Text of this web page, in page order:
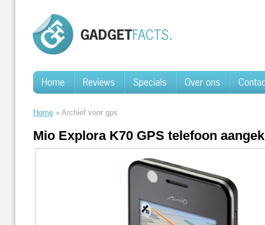
Home » Archief voor gps
Mio Explora K70 GPS telefoon